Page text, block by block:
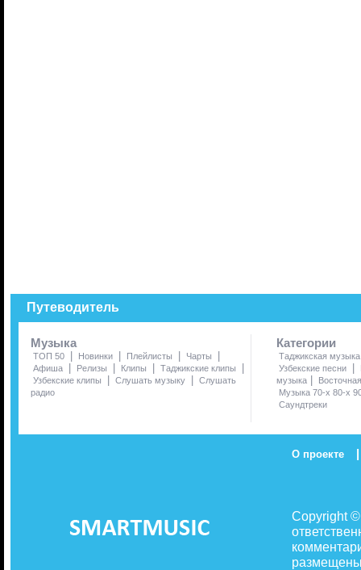
Путеводитель
Музыка
ТОП 50 | Новинки | Плейлисты | Чарты |
Афиша | Релизы | Клипы | Таджикские клипы |
Узбекские клипы | Слушать музыку | Слушать
радио
Категории
Таджикская музыка
Узбекские песни
|
музыка |
Музыка 70-х 80-х
Саундтреки
О проекте |
Copyright
размещены